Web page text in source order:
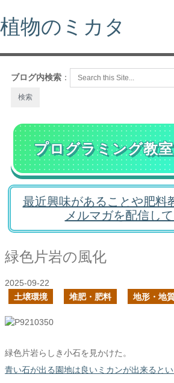
植物のミカタ
ブログ内検索 ：
プログラミング教室
最近興味があることや肥料
メルマガを配信し
緑色片岩の風化
2025-09-22
土壌環境
堆肥・肥料 地形・地
緑色片岩らしき小石を見かけた。
青い石が出る園地は良いミカンが出来るとい